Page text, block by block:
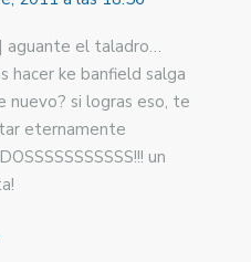
aguante el taladro…
hacer ke banfield salga
nuevo? si logras eso, te
eternamente
un